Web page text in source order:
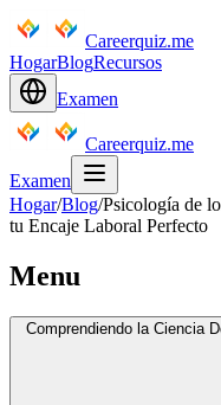
Careerquiz.me
HogarBlogRecursos
Examen
Careerquiz.me
Examen
Hogar/Blog/Psicología de
tu Encaje Laboral Perfecto
Menu
Comprendiendo la Ciencia